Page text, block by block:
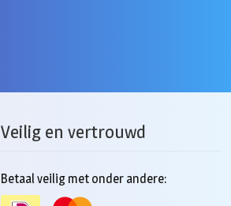
Veilig en vertrouwd
Betaal veilig met onder andere: